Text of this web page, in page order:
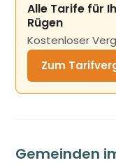
Alle Tarife für
Rügen
Kostenloser
Zum
Gemeinden